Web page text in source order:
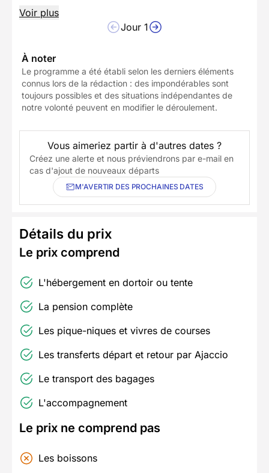
Voir plus
Jour 1
À noter
Le programme a été établi selon les derniers éléments
connus lors de la rédaction : des impondérables sont
toujours possibles et des situations indépendantes de
notre volonté peuvent en modifier le déroulement.
Vous aimeriez partir à d'autres dates ?
Créez une alerte et nous préviendrons par e-mail en
cas d'ajout de nouveaux départs
M'AVERTIR DES PROCHAINES DATES
Détails du prix
Le prix comprend
L'hébergement en dortoir ou tente
La pension complète
Les pique-niques et vivres de courses
Les transferts départ et retour par Ajaccio
Le transport des bagages
L'accompagnement
Le prix ne comprend pas
Les boissons